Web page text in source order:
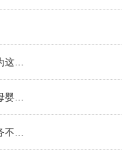
孕妇为什么总想晾肚子，想不到是因为这个！
禧月荟荣获「母婴行业标杆机构」「母婴行业
禧月荟月子中心中秋游园会，月子服务不仅仅